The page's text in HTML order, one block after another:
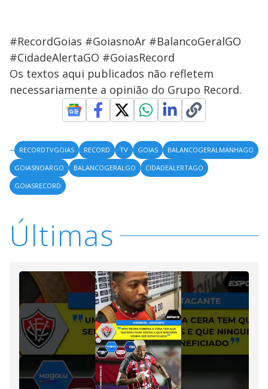
#RecordGoias #GoiasnoAr #BalancoGeralGO
#CidadeAlertaGO #GoiasRecord
Os textos aqui publicados não refletem
necessariamente a opinião do Grupo Record.
RECORDTVGOIAS RECORD TV GOIAS
BALANCOGERALMANHAGO
GOIASNOARGO
BALANCOGERALGO
CIDADEALERTAGO
GOIASRECORD
Últimas